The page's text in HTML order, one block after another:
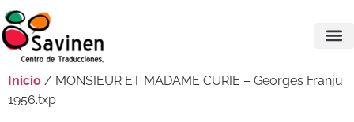
Inicio / MONSIEUR ET MADAME CURIE – Georges Franju
1956.txp